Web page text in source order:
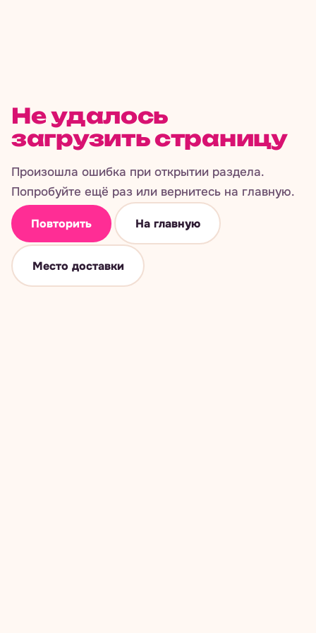
Не удалось
загрузить страницу
Произошла ошибка при открытии раздела.
Попробуйте ещё раз или вернитесь на главную.
Повторить На главную
Место доставки